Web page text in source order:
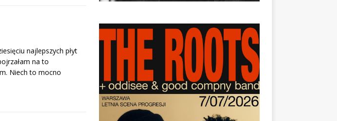
najlepszych płyt
na to
Niech to mocno